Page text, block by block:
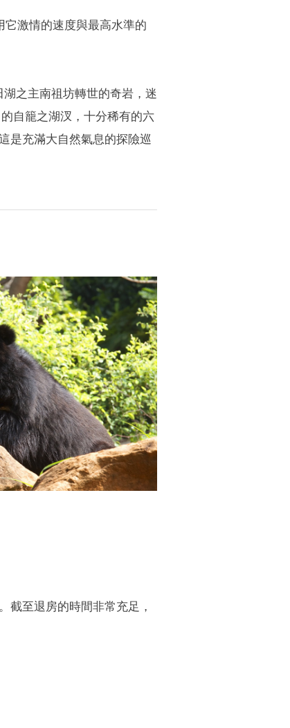
激情的速度與最高水準的
之主南祖坊轉世的奇岩，迷
自籠之湖汊，十分稀有的六
是充滿大自然氣息的探險巡
截至退房的時間非常充足，